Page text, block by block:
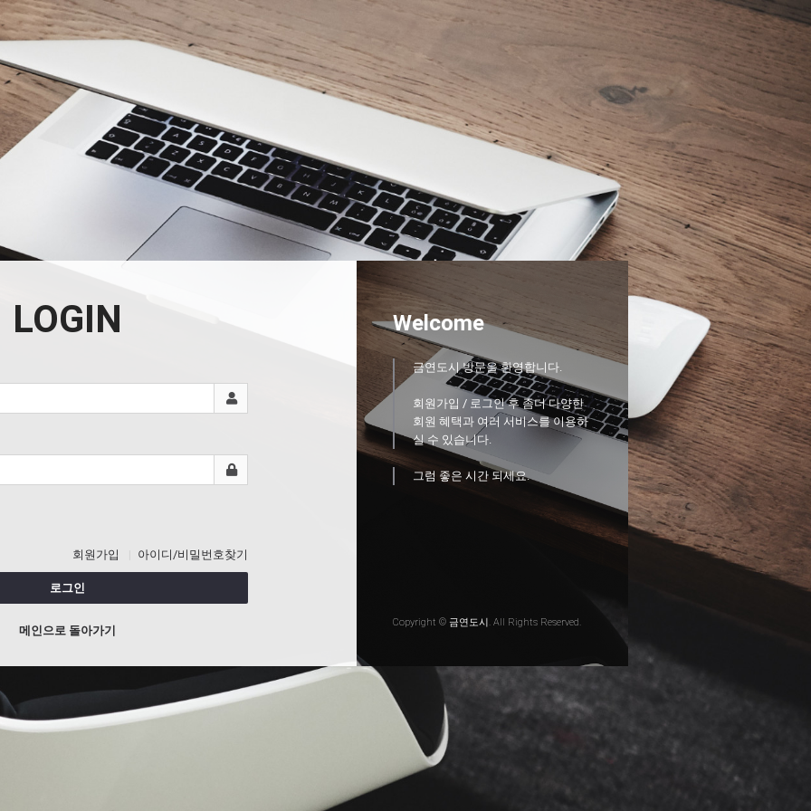
LOGIN
회원가입 아이디/비밀번호찾기
로그인
메인으로 돌아가기
Welcome
금연도시 방문을 환영합니다.
회원가입 / 로그인 후 좀더 다양한
회원 혜택과 여러 서비스를 이용하
실 수 있습니다.
그럼 좋은 시간 되세요.
Copyright © 금연도시. All Rights Reserved.